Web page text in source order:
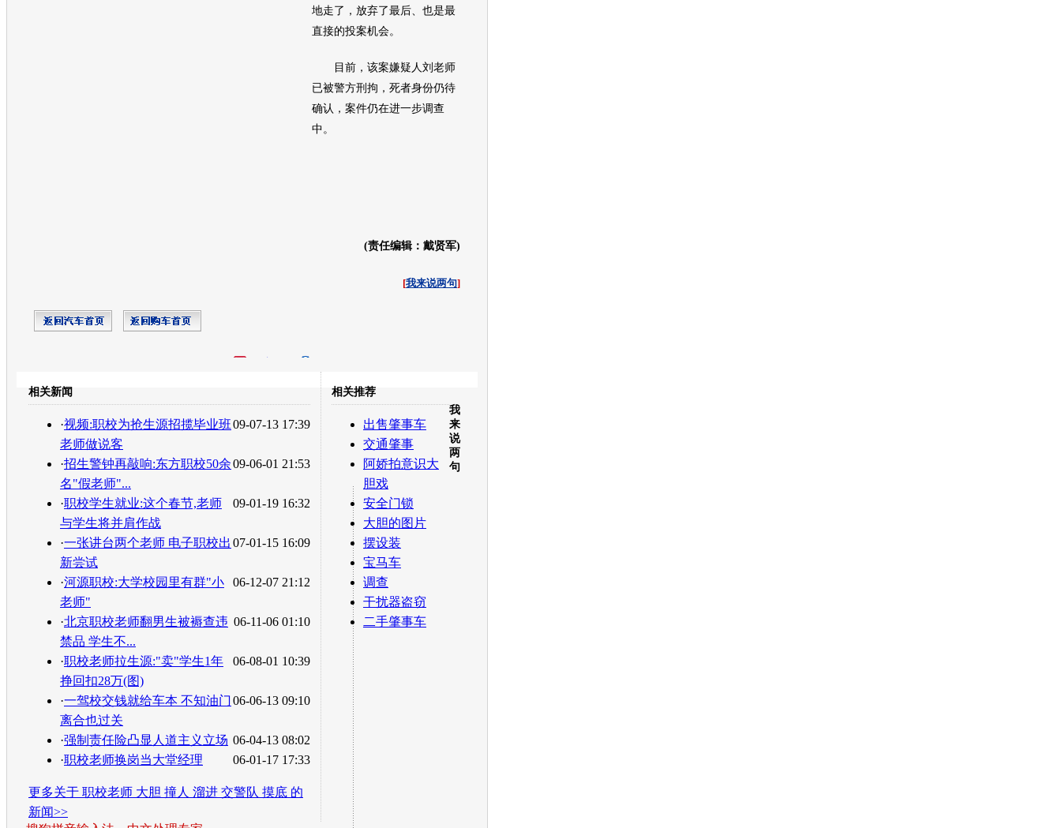
地走了，放弃了最后、也是最
直接的投案机会。
目前，该案嫌疑人刘老师
已被警方刑拘，死者身份仍待
确认，案件仍在进一步调查
中。
(责任编辑：戴贤军)
[我来说两句]
转发至： 白社会 百度i贴吧
相关新闻
09-07-13 17:39
·视频:职校为抢生源招揽毕业班
老师做说客
09-06-01 21:53
·招生警钟再敲响:东方职校50余
名"假老师"...
09-01-19 16:32
·职校学生就业:这个春节,老师
与学生将并肩作战
07-01-15 16:09
·一张讲台两个老师 电子职校出
新尝试
06-12-07 21:12
·河源职校:大学校园里有群"小
老师"
06-11-06 01:10
·北京职校老师翻男生被褥查违
禁品 学生不...
06-08-01 10:39
·职校老师拉生源:"卖"学生1年
挣回扣28万(图)
06-06-13 09:10
·一驾校交钱就给车本 不知油门
离合也过关
06-04-13 08:02
·强制责任险凸显人道主义立场
06-01-17 17:33
·职校老师换岗当大堂经理
更多关于 职校老师 大胆 撞人 溜进 交警队 摸底 的
新闻>>
相关推荐
出售肇事车
交通肇事
阿娇拍意识大
胆戏
安全门锁
大胆的图片
摆设装
宝马车
调查
干扰器盗窃
二手肇事车
我
来
说
两
句